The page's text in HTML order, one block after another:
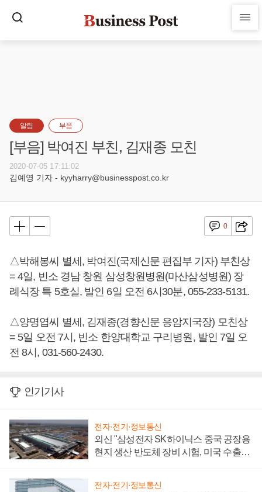
알림 부음
[부음] 박여진 부친, 김재종 모친
2020-07-05 17:11:02
김예영 기자 - kyyharry@businesspost.co.kr
0
△박해봉씨 별세, 박여진(국제신문 편집부 기자) 부친상
= 4일, 빈소 경남 창원 삼성창원병원(마산삼성병원) 장
례식장 특 5호실, 발인 6일 오전 6시30분, 055-233-5131.
△양명엽씨 별세, 김재종(경향신문 응암지국장) 모친상
= 5일 오전 7시, 빈소 한양대학교 구리병원, 발인 7일 오
전 8시, 031-560-2430.
인기기사
전자·전기·정보통신
외신 "삼성전자 SK하이닉스 중국 공장용
현지 생산 반도체 장비 시험, 미국 수출통
전자·전기·정보통신